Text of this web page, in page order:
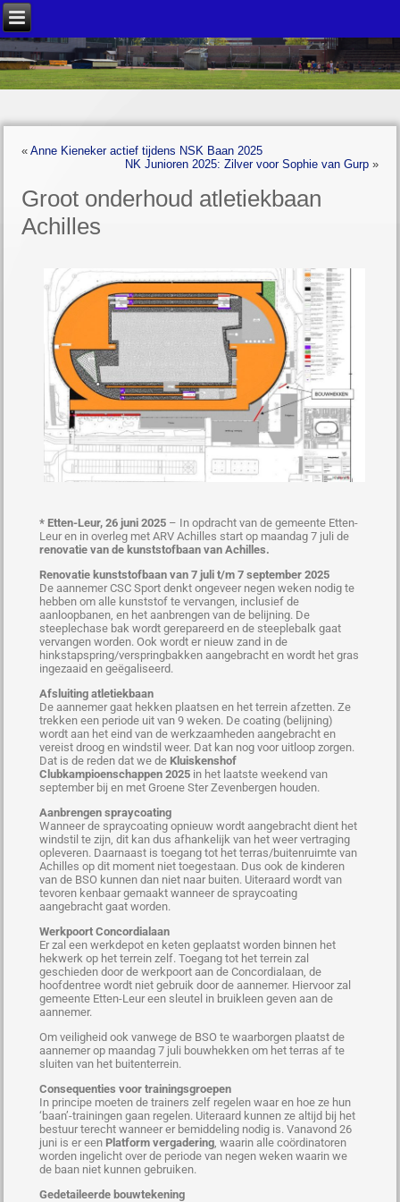
«Anne Kieneker actief tijdens NSK Baan 2025
NK Junioren 2025: Zilver voor Sophie van Gurp»
Groot onderhoud atletiekbaan
Achilles
* Etten-Leur, 26 juni 2025 – In opdracht van de gemeente Etten-
Leur en in overleg met ARV Achilles start op maandag 7 juli de
renovatie van de kunststofbaan van Achilles.
Renovatie kunststofbaan van 7 juli t/m 7 september 2025
De aannemer CSC Sport denkt ongeveer negen weken nodig te
hebben om alle kunststof te vervangen, inclusief de
aanloopbanen, en het aanbrengen van de belijning. De
steeplechase bak wordt gerepareerd en de steeplebalk gaat
vervangen worden. Ook wordt er nieuw zand in de
hinkstapspring/verspringbakken aangebracht en wordt het gras
ingezaaid en geëgaliseerd.
Afsluiting atletiekbaan
De aannemer gaat hekken plaatsen en het terrein afzetten. Ze
trekken een periode uit van 9 weken. De coating (belijning)
wordt aan het eind van de werkzaamheden aangebracht en
vereist droog en windstil weer. Dat kan nog voor uitloop zorgen.
Dat is de reden dat we de Kluiskenshof
Clubkampioenschappen 2025 in het laatste weekend van
september bij en met Groene Ster Zevenbergen houden.
Aanbrengen spraycoating
Wanneer de spraycoating opnieuw wordt aangebracht dient het
windstil te zijn, dit kan dus afhankelijk van het weer vertraging
opleveren. Daarnaast is toegang tot het terras/buitenruimte van
Achilles op dit moment niet toegestaan. Dus ook de kinderen
van de BSO kunnen dan niet naar buiten. Uiteraard wordt van
tevoren kenbaar gemaakt wanneer de spraycoating
aangebracht gaat worden.
Werkpoort Concordialaan
Er zal een werkdepot en keten geplaatst worden binnen het
hekwerk op het terrein zelf. Toegang tot het terrein zal
geschieden door de werkpoort aan de Concordialaan, de
hoofdentree wordt niet gebruik door de aannemer. Hiervoor zal
gemeente Etten-Leur een sleutel in bruikleen geven aan de
aannemer.
Om veiligheid ook vanwege de BSO te waarborgen plaatst de
aannemer op maandag 7 juli bouwhekken om het terras af te
sluiten van het buitenterrein.
Consequenties voor trainingsgroepen
In principe moeten de trainers zelf regelen waar en hoe ze hun
‘baan’-trainingen gaan regelen. Uiteraard kunnen ze altijd bij het
bestuur terecht wanneer er bemiddeling nodig is. Vanavond 26
juni is er een Platform vergadering , waarin alle coördinatoren
worden ingelicht over de periode van negen weken waarin we
de baan niet kunnen gebruiken.
Gedetaileerde bouwtekening